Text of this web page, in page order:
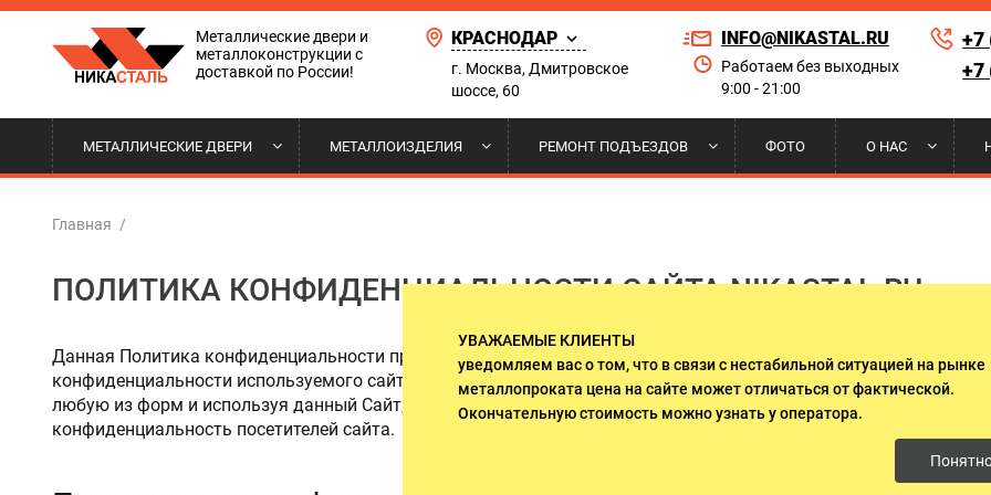
Металлические двери и
металлоконструкции с
доставкой по России!
КРАСНОДАР
г. Москва, Дмитровское
шоссе, 60
INFO@NIKASTAL.RU
Работаем без выходных
9:00 - 21:00
+7
+7
МЕТАЛЛИЧЕСКИЕ ДВЕРИ
ТЕРМОДВЕРИ
С ЗЕРКАЛОМ АРОЧНЫЕ ДВЕРИ ДВЕРИ ИЗ МАССИВА ДЕРЕВА
ДВЕРИ СО СТЕКЛОМ И КОВКОЙ
ДВЕРИ В ОФИС ДВЕРИ ДЛЯ ДАЧИ
ДВЕРИ С ОСТЕКЛЕНИЕМ
МЕТАЛЛОИЗДЕЛИЯ
СТАВНИ НА ОКНА
ОТКАТНЫЕ ВОРОТА КОЗЫРЬКИ НАД КРЫЛЬЦОМ
РЕМОНТ ПОДЪЕЗДОВ
ДВЕРИ ВХОДНОЙ ГРУППЫ
ДВЕРИ ДЛЯ ТЕХНИЧЕСКИХ
ЛЕСТНИЧНЫЕ МАРШИ
ФОТО О НАС
НАШИ РАБОТЫ
ПОЛИТИКА КОНФИДЕНЦИАЛЬНОСТИ ОПЛАТА И ГАРАНТИИ СЕРТИФИКАТЫ
Главная /
ПОЛИТИКА КОНФИДЕНЦИАЛЬНОСТИ САЙТА NIKASTAL.RU
Данная Политика конфиденциальности применима к nikastal.ru (далее Сайт). После просмотра данного Сайта
конфиденциальности используемого сайта. В случае несогласия с данной Политикой конфиденциальности
любую из форм и используя данный Сайт, Вы тем самым выражаете согласие с условиями изложенной ниже
конфиденциальность посетителей сайта.
УВАЖАЕМЫЕ КЛИЕНТЫ
уведомляем вас о том, что в связи с нестабильной ситуацией на рынке
металлопроката цена на сайте может отличаться от фактической.
Окончательную стоимость можно узнать у оператора.